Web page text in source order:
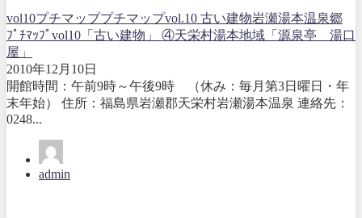
vol10プチマッププチマップvol.10 古い建物岩瀬湯本温泉郷
ﾌﾟﾁﾏｯﾌﾟvol10「古い建物」 ④天栄村湯本地域「源泉亭 湯口
屋」
2010年12月10日
開館時間：午前9時～午後9時 （休み：毎月第3日曜日・年
末年始） 住所：福島県岩瀬郡天栄村岩瀬湯本温泉 連絡先：
0248...
admin